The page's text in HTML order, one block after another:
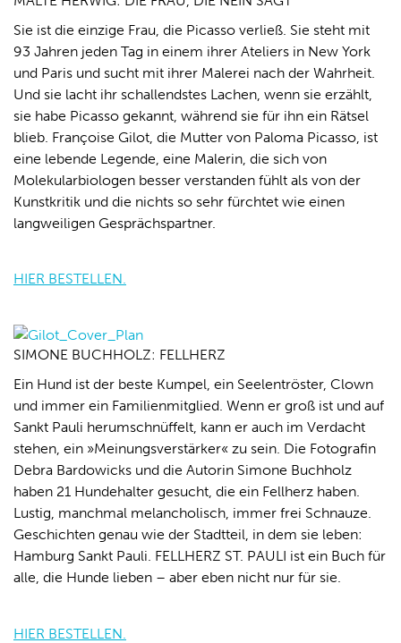
Sie ist die einzige Frau, die Picasso verließ. Sie steht mit
93 Jahren jeden Tag in einem ihrer Ateliers in New York
und Paris und sucht mit ihrer Malerei nach der Wahrheit.
Und sie lacht ihr schallendstes Lachen, wenn sie erzählt,
sie habe Picasso gekannt, während sie für ihn ein Rätsel
blieb. Françoise Gilot, die Mutter von Paloma Picasso, ist
eine lebende Legende, eine Malerin, die sich von
Molekularbiologen besser verstanden fühlt als von der
Kunstkritik und die nichts so sehr fürchtet wie einen
langweiligen Gesprächspartner.
HIER BESTELLEN.
SIMONE BUCHHOLZ: FELLHERZ
Ein Hund ist der beste Kumpel, ein Seelentröster, Clown
und immer ein Familienmitglied. Wenn er groß ist und auf
Sankt Pauli herumschnüffelt, kann er auch im Verdacht
stehen, ein »Meinungsverstärker« zu sein. Die Fotografin
Debra Bardowicks und die Autorin Simone Buchholz
haben 21 Hundehalter gesucht, die ein Fellherz haben.
Lustig, manchmal melancholisch, immer frei Schnauze.
Geschichten genau wie der Stadtteil, in dem sie leben:
Hamburg Sankt Pauli. FELLHERZ ST. PAULI ist ein Buch für
alle, die Hunde lieben – aber eben nicht nur für sie.
HIER BESTELLEN.